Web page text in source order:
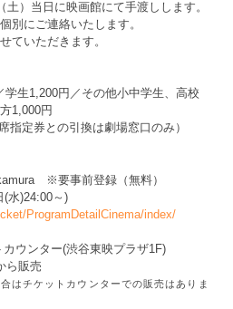
土）当日に映画館にて手渡しします。
別にご連絡いたします。
ていただきます。
生1,200円／その他小中学生、高校
1,000円
指定券との引換は劇場窓口のみ）
※要事前登録（無料）
(水)24:00～)
ProgramDetailCinema/index/
ウンター(渋谷東映プラザ1F)
ら販売
はチケットカウンターでの販売はありま